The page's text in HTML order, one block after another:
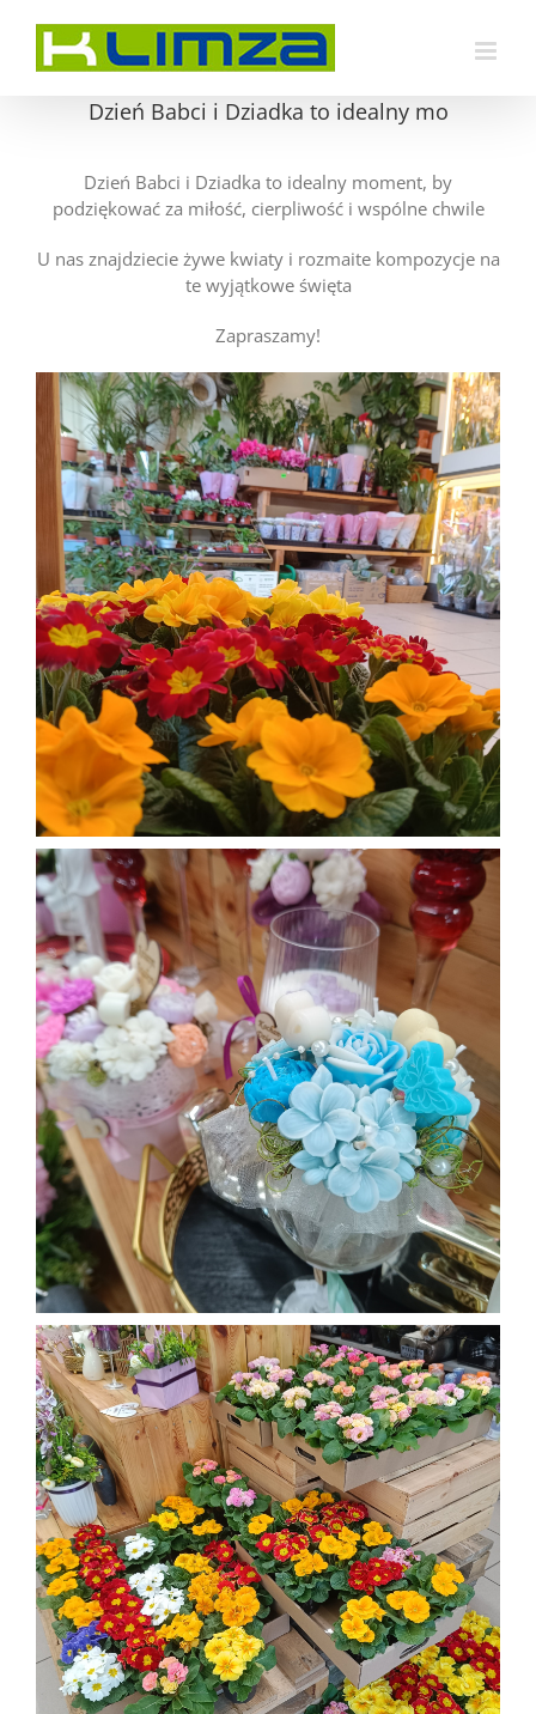
zawartości
Dzień Babci i Dziadka to idealny mo
Dzień Babci i Dziadka to idealny moment, by
podziękować za miłość, cierpliwość i wspólne chwile
U nas znajdziecie żywe kwiaty i rozmaite kompozycje na
te wyjątkowe święta
Zapraszamy!